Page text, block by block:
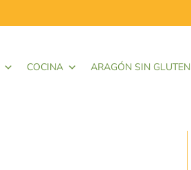
COCINA ARAGÓN SIN GLUTEN